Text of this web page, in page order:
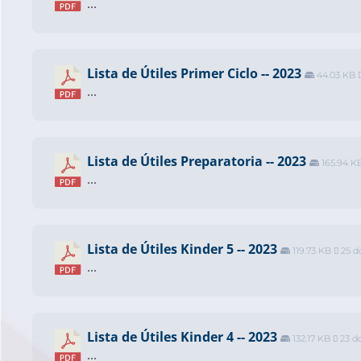
...
Lista de Útiles Primer Ciclo -- 2023 44.03 KB
...
Lista de Útiles Preparatoria -- 2023 165.94
...
Lista de Útiles Kinder 5 -- 2023 119.73 KB 25
...
Lista de Útiles Kinder 4 -- 2023 132.17 KB 23
...